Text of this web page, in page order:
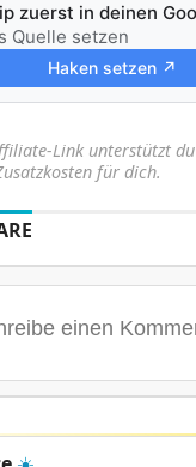
zuerst in deinen
Quelle setzen
Haken setzen ↗
Link unterstützt
für dich.